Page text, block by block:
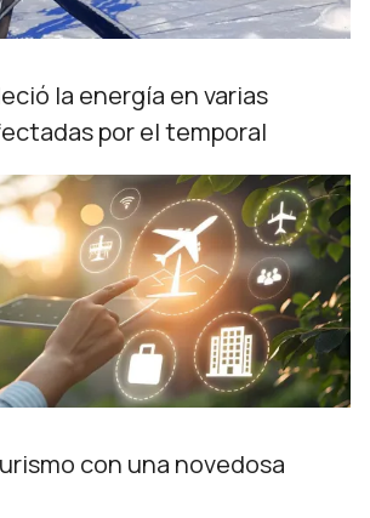
la energía en varias
por el temporal
con una novedosa